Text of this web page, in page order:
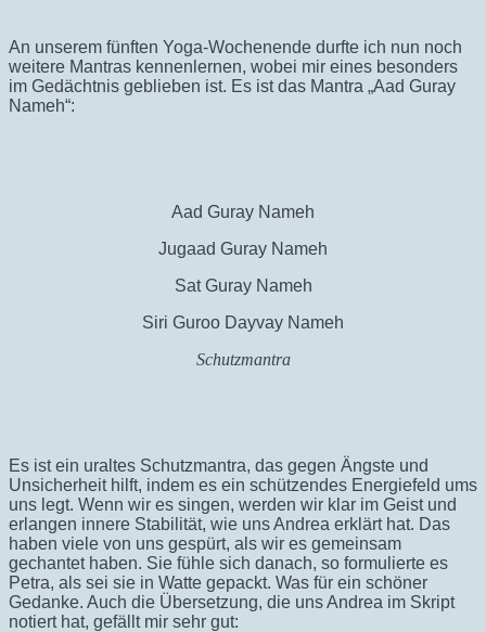
An unserem fünften Yoga-Wochenende durfte ich nun noch
weitere Mantras kennenlernen, wobei mir eines besonders
im Gedächtnis geblieben ist. Es ist das Mantra „Aad Guray
Nameh“:
Aad Guray Nameh
Jugaad Guray Nameh
Sat Guray Nameh
Siri Guroo Dayvay Nameh
Schutzmantra
Es ist ein uraltes Schutzmantra, das gegen Ängste und
Unsicherheit hilft, indem es ein schützendes Energiefeld ums
uns legt. Wenn wir es singen, werden wir klar im Geist und
erlangen innere Stabilität, wie uns Andrea erklärt hat. Das
haben viele von uns gespürt, als wir es gemeinsam
gechantet haben. Sie fühle sich danach, so formulierte es
Petra, als sei sie in Watte gepackt. Was für ein schöner
Gedanke. Auch die Übersetzung, die uns Andrea im Skript
notiert hat, gefällt mir sehr gut: